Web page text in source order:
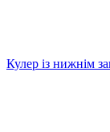
Кулер із нижнім